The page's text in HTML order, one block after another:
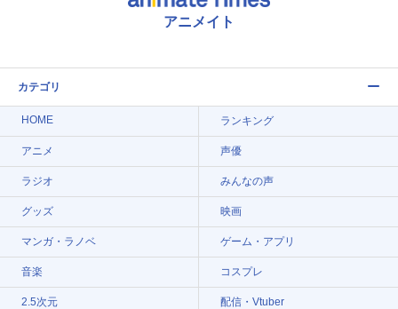
アニメイト
カテゴリ
HOME ランキング
アニメ 声優
ラジオ みんなの声
グッズ 映画
マンガ・ラノベ ゲーム・アプリ
音楽 コスプレ
2.5次元 配信・Vtuber